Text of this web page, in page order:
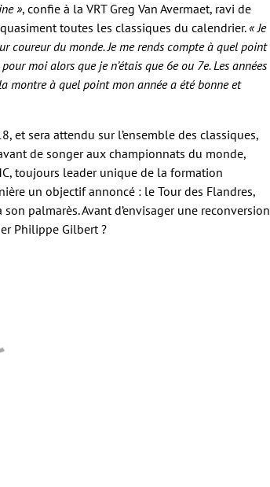
», confie à la VRT Greg Van Avermaet, ravi de
toutes les classiques du calendrier.« Je
coureur du monde. Je me rends compte à quel point
moi alors que je n’étais que 6e ou 7e. Les années
montre à quel point mon année a été bonne et
et sera attendu sur l’ensemble des classiques,
de songer aux championnats du monde,
toujours leader unique de la formation
un objectif annoncé : le Tour des Flandres,
palmarès. Avant d’envisager une reconversion
Philippe Gilbert ?